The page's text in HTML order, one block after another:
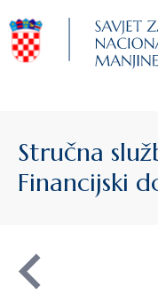
Stručna
Financijski